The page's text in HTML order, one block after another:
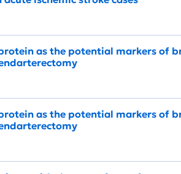
as the potential markers of
as the potential markers of